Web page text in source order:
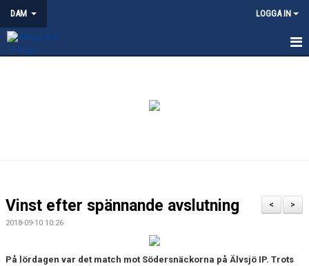
DAM LOGGA IN
MATCHER
>
<
Vinst efter spännande avslutning
2018-09-10 10:26
På lördagen var det match mot Södersnäckorna på Älvsjö IP. Trots